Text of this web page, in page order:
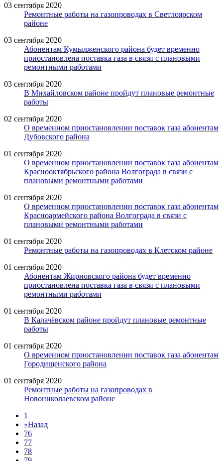
03 сентября 2020
Ремонтные работы на газопроводах в Светлоярском
районе
03 сентября 2020
Абонентам Кумылженского района будет временно
приостановлена поставка газа в связи с плановыми
ремонтными работами
03 сентября 2020
В Михайловском районе пройдут плановые ремонтные
работы
02 сентября 2020
О временном приостановлении поставок газа абонентам
Дубовского района
01 сентября 2020
О временном приостановлении поставок газа абонентам
Краснооктябрьского района Волгограда в связи с
плановыми ремонтными работами
01 сентября 2020
О временном приостановлении поставок газа абонентам
Красноармейского района Волгограда в связи с
плановыми ремонтными работами
01 сентября 2020
Ремонтные работы на газопроводах в Клетском районе
01 сентября 2020
Абонентам Жирновского района будет временно
приостановлена поставка газа в связи с плановыми
ремонтными работами
01 сентября 2020
В Калачёвском районе пройдут плановые ремонтные
работы
01 сентября 2020
О временном приостановлении поставок газа абонентам
Городищенского района
01 сентября 2020
Ремонтные работы на газопроводах в
Новониколаевском районе
1
«Назад
76
77
78